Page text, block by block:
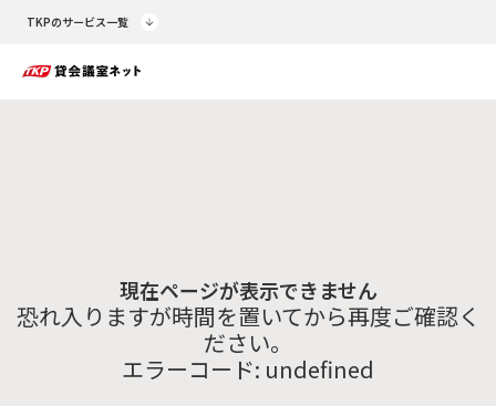
TKPのサービス一覧
現在ページが表示できません
恐れ入りますが時間を置いてから再度ご確認く
ださい。
エラーコード: undefined